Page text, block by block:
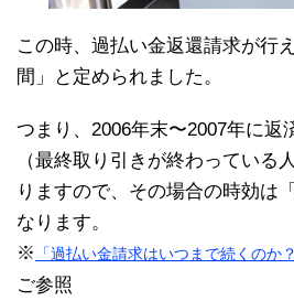
この時、過払い金返還請求が行
間」と定められました。
つまり、2006年末〜2007年に返
（最終取り引きが終わっている
りますので、その場合の時効は
なります。
※
「過払い金請求はいつまで続くのか
ご参照